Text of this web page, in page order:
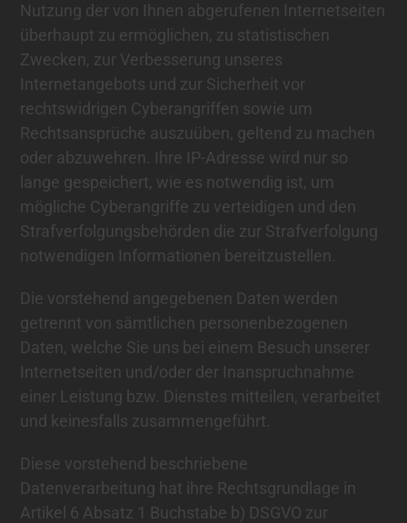
Nutzung der von Ihnen abgerufenen Internetseiten
überhaupt zu ermöglichen, zu statistischen
Zwecken, zur Verbesserung unseres
Internetangebots und zur Sicherheit vor
rechtswidrigen Cyberangriffen sowie um
Rechtsansprüche auszuüben, geltend zu machen
oder abzuwehren. Ihre IP-Adresse wird nur so
lange gespeichert, wie es notwendig ist, um
mögliche Cyberangriffe zu verteidigen und den
Strafverfolgungsbehörden die zur Strafverfolgung
notwendigen Informationen bereitzustellen.
Die vorstehend angegebenen Daten werden
getrennt von sämtlichen personenbezogenen
Daten, welche Sie uns bei einem Besuch unserer
Internetseiten und/oder der Inanspruchnahme
einer Leistung bzw. Dienstes mitteilen, verarbeitet
und keinesfalls zusammengeführt.
Diese vorstehend beschriebene
Datenverarbeitung hat ihre Rechtsgrundlage in
Artikel 6 Absatz 1 Buchstabe b) DSGVO zur